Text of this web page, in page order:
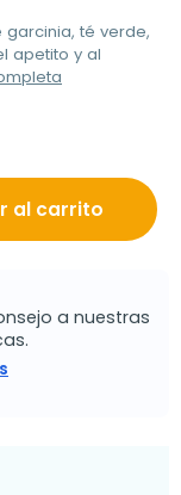
té verde,
apetito y al
al carrito
a nuestras